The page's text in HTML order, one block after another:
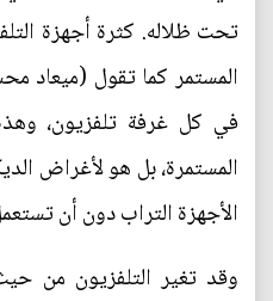
تحت ظلاله. كثرة أجهزة
المستمر كما تقول (ميعاد
في كل غرفة تلفزيون،
المستمرة، بل هو لأغراض
الأجهزة التراب دون أن
وقد تغير التلفزيون من